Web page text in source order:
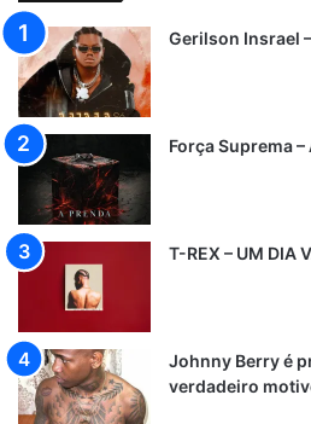
Gerilson Insrael
Força Suprema –
T-REX – UM DIA
Johnny Berry é
verdadeiro